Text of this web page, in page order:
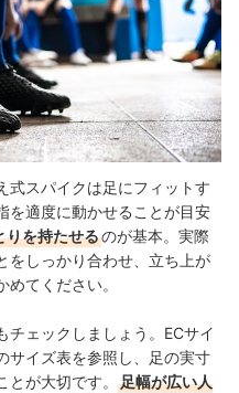
式スパイクは足にフィットす
を適度に動かせることが目安
を持たせるのが基本。実際
をしっかり合わせ、立ち上が
てください。
チェックしましょう。ECサイ
サイズ表を参照し、足の実寸
が大切です。
足幅が広い人